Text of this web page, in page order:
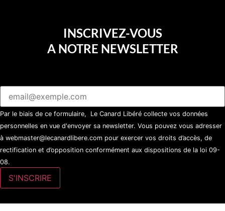
INSCRIVEZ-VOUS
A NOTRE NEWSLETTER
Par le biais de ce formulaire, Le Canard Libéré collecte vos données
personnelles en vue d'envoyer sa newsletter. Vous pouvez vous adresser
à webmaster@lecanardlibere.com pour exercer vos droits d’accès, de
rectification et d’opposition conformément aux dispositions de la loi 09-
08.